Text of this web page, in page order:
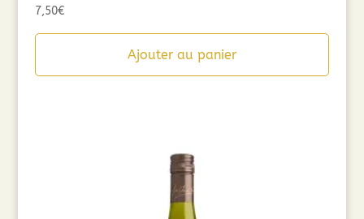
7,50€
Ajouter au panier